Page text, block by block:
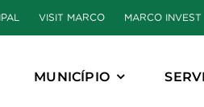
VISIT MARCO MARCO INVEST
MUNICÍPIO